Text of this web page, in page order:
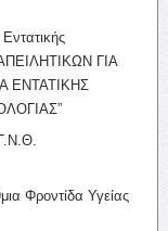
ΑΠΕΙΛΗΤΙΚΩΝ ΓΙΑ
ΕΝΤΑΤΙΚΗΣ
Φροντίδα Υγείας